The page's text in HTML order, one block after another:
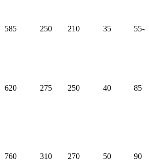
585 250 210 35 55-
620 275 250 40 85
760 310 270 50 90